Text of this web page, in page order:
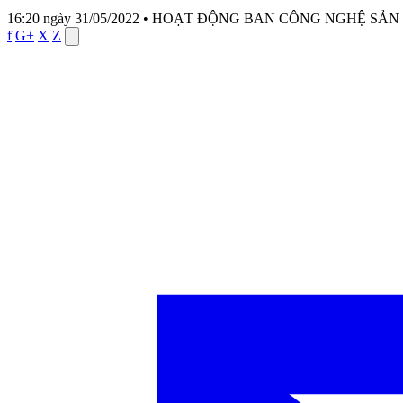
16:20 ngày 31/05/2022 • HOẠT ĐỘNG BAN CÔNG NGHỆ
f G+ X Z